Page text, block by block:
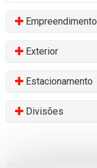
Empreendimento
Exterior
Estacionamento
Divisões